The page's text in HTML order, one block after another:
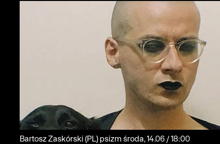
Bartosz Zaskórski (PL) psizm
środa, 14.06 / 18:00